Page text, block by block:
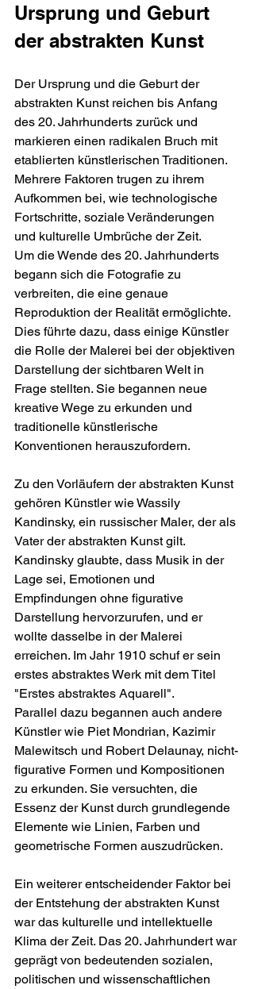
Ursprung und Geburt
der abstrakten Kunst
Der Ursprung und die Geburt der
abstrakten Kunst reichen bis Anfang
des 20. Jahrhunderts zurück und
markieren einen radikalen Bruch mit
etablierten künstlerischen Traditionen.
Mehrere Faktoren trugen zu ihrem
Aufkommen bei, wie technologische
Fortschritte, soziale Veränderungen
und kulturelle Umbrüche der Zeit.
Um die Wende des 20. Jahrhunderts
begann sich die Fotografie zu
verbreiten, die eine genaue
Reproduktion der Realität ermöglichte.
Dies führte dazu, dass einige Künstler
die Rolle der Malerei bei der objektiven
Darstellung der sichtbaren Welt in
Frage stellten. Sie begannen neue
kreative Wege zu erkunden und
traditionelle künstlerische
Konventionen herauszufordern.
Zu den Vorläufern der abstrakten Kunst
gehören Künstler wie Wassily
Kandinsky, ein russischer Maler, der als
Vater der abstrakten Kunst gilt.
Kandinsky glaubte, dass Musik in der
Lage sei, Emotionen und
Empfindungen ohne figurative
Darstellung hervorzurufen, und er
wollte dasselbe in der Malerei
erreichen. Im Jahr 1910 schuf er sein
erstes abstraktes Werk mit dem Titel
"Erstes abstraktes Aquarell".
Parallel dazu begannen auch andere
Künstler wie Piet Mondrian, Kazimir
Malewitsch und Robert Delaunay, nicht-
figurative Formen und Kompositionen
zu erkunden. Sie versuchten, die
Essenz der Kunst durch grundlegende
Elemente wie Linien, Farben und
geometrische Formen auszudrücken.
Ein weiterer entscheidender Faktor bei
der Entstehung der abstrakten Kunst
war das kulturelle und intellektuelle
Klima der Zeit. Das 20. Jahrhundert war
geprägt von bedeutenden sozialen,
politischen und wissenschaftlichen